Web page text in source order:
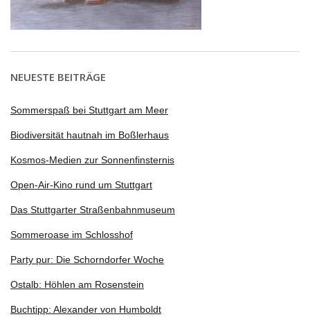
NEUESTE BEITRÄGE
Sommerspaß bei Stuttgart am Meer
Biodiversität hautnah im Boßlerhaus
Kosmos-Medien zur Sonnenfinsternis
Open-Air-Kino rund um Stuttgart
Das Stuttgarter Straßenbahnmuseum
Sommeroase im Schlosshof
Party pur: Die Schorndorfer Woche
Ostalb: Höhlen am Rosenstein
Buchtipp: Alexander von Humboldt